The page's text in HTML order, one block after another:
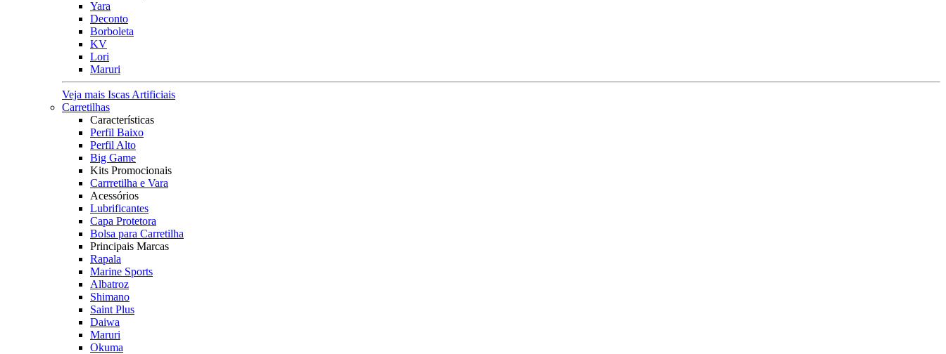
Yara
Deconto
Borboleta
KV
Lori
Maruri
Veja mais Iscas Artificiais
Carretilhas
Características
Perfil Baixo
Perfil Alto
Big Game
Kits Promocionais
Carrretilha e Vara
Acessórios
Lubrificantes
Capa Protetora
Bolsa para Carretilha
Principais Marcas
Rapala
Marine Sports
Albatroz
Shimano
Saint Plus
Daiwa
Maruri
Okuma